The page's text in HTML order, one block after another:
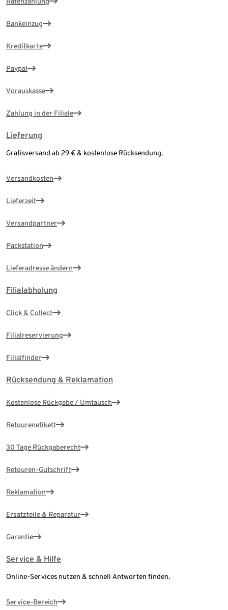
Bankeinzug
Kreditkarte
Paypal
Vorauskasse
Zahlung in der Filiale
Lieferung
Gratisversand ab 29 € & kostenlose Rücksendung.
Versandkosten
Lieferzeit
Versandpartner
Packstation
Lieferadresse ändern
Filialabholung
Click & Collect
Filialreservierung
Filialfinder
Rücksendung & Reklamation
Kostenlose Rückgabe / Umtausch
Retourenetikett
30 Tage Rückgaberecht
Retouren-Gutschrift
Reklamation
Ersatzteile & Reparatur
Garantie
Service & Hilfe
Online-Services nutzen & schnell Antworten finden.
Service-Bereich